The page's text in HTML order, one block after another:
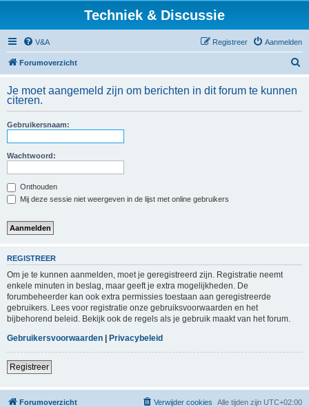
Techniek & Discussie
V&A Aanmelden
Registreer
Forumoverzicht
k
Je moet aangemeld zijn om berichten in dit forum te kunnen
citeren.
Gebruikersnaam:
Wachtwoord:
Onthouden
Mij deze sessie niet weergeven in de lijst met online gebruikers
REGISTREER
Om je te kunnen aanmelden, moet je geregistreerd zijn. Registratie neemt
enkele minuten in beslag, maar geeft je extra mogelijkheden. De
forumbeheerder kan ook extra permissies toestaan aan geregistreerde
gebruikers. Lees voor registratie onze gebruiksvoorwaarden en het
bijbehorend beleid. Bekijk ook de regels als je gebruik maakt van het forum.
Gebruikersvoorwaarden | Privacybeleid
Registreer
Forumoverzicht Alle tijden zijn UTC+02:00
Verwijder cookies